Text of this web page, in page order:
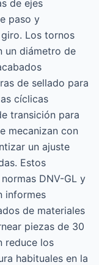
de ejes
paso y
Los tornos
un diámetro de
de sellado para
cíclicas
transición para
mecanizan con
un ajuste
Estos
DNV-GL y
informes
de materiales
piezas de 30
reduce los
habituales en la